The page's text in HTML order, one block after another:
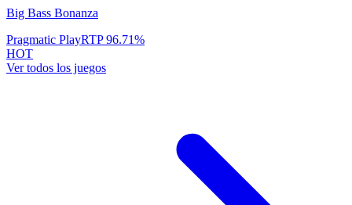
Big Bass Bonanza
Pragmatic PlayRTP96.71%
HOT
Ver todos los juegos